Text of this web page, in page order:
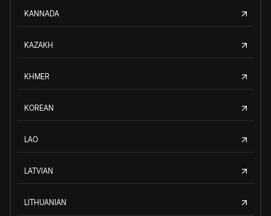
KANNADA
KAZAKH
KHMER
KOREAN
LAO
LATVIAN
LITHUANIAN